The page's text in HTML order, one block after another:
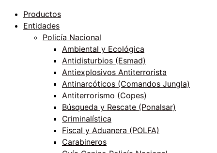
Productos
Entidades
Policía Nacional
Ambiental y Ecológica
Antidisturbios (Esmad)
Antiexplosivos Antiterrorista
Antinarcóticos (Comandos Jungla)
Antiterrorismo (Copes)
Búsqueda y Rescate (Ponalsar)
Criminalística
Fiscal y Aduanera (POLFA)
Carabineros